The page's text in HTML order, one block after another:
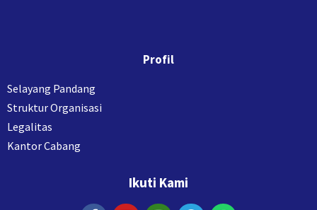
Profil
Selayang Pandang
Struktur Organisasi
Legalitas
Kantor Cabang
Ikuti Kami